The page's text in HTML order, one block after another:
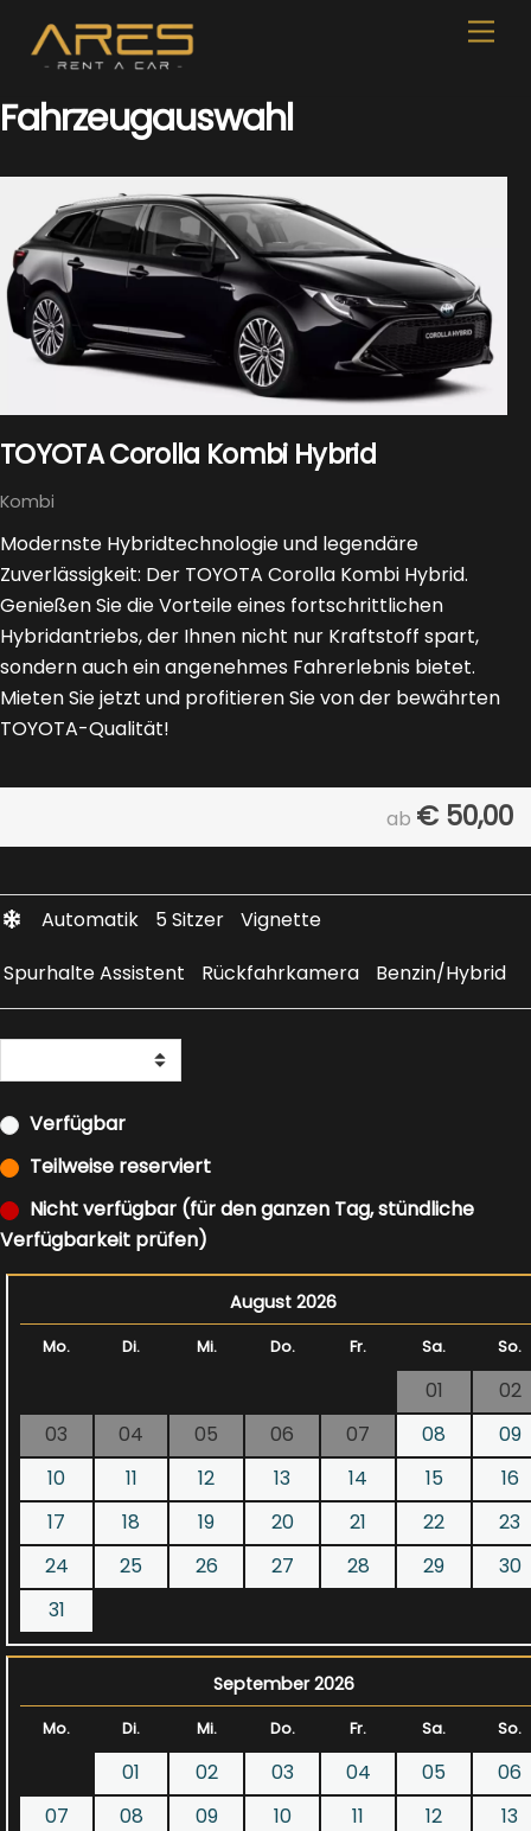
content
Fahrzeugauswahl
TOYOTA Corolla Kombi Hybrid
Kombi
Modernste Hybridtechnologie und legendäre
Zuverlässigkeit: Der TOYOTA Corolla Kombi Hybrid.
Genießen Sie die Vorteile eines fortschrittlichen
Hybridantriebs, der Ihnen nicht nur Kraftstoff spart,
sondern auch ein angenehmes Fahrerlebnis bietet.
Mieten Sie jetzt und profitieren Sie von der bewährten
TOYOTA-Qualität!
ab € 50,00
Automatik 5 Sitzer
Vignette
Spurhalte Assistent
Rückfahrkamera Benzin/Hybrid
Verfügbar
Teilweise reserviert
Nicht verfügbar (für den ganzen Tag, stündliche
Verfügbarkeit prüfen)
August 2026
Mo. Di. Mi. Do. Fr. Sa. So.
01
02
03
04 05 06 07 08
09
10
11 12 13 14 15
16
17
18 19 20 21 22
23
24
25 26 27 28 29
30
31
September 2026
Mo. Di. Mi. Do. Fr. Sa. So.
01 02 03 04 05
06
07
08 09 10 11 12
13